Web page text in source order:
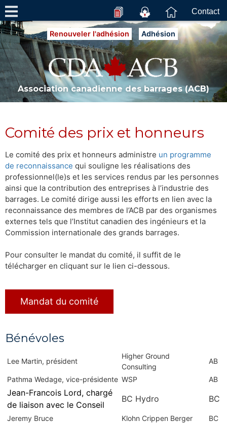
Contact
Renouveler l'adhésion Adhésion
Association canadienne des barrages (ACB)
Comité des prix et honneurs
Le comité des prix et honneurs administre un programme
de reconnaissance qui souligne les réalisations des
professionnel(le)s et les services rendus par les personnes
ainsi que la contribution des entreprises à l’industrie des
barrages. Le comité dirige aussi les efforts en lien avec la
reconnaissance des membres de l’ACB par des organismes
externes tels que l’Institut canadien des ingénieurs et la
Commission internationale des grands barrages.
Pour consulter le mandat du comité, il suffit de le
télécharger en cliquant sur le lien ci-dessous.
Mandat du comité
Bénévoles
Lee Martin, président
Higher Ground
Consulting
AB
Pathma Wedage, vice-présidente WSP AB
Jean-Francois Lord, chargé
de liaison avec le Conseil
BC Hydro BC
Jeremy Bruce Klohn Crippen Berger
BC